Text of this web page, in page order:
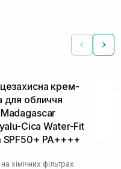
крем-
для обличчя
Cica Water-Fit
SPF50+ PA++++
хімічних фільтрах